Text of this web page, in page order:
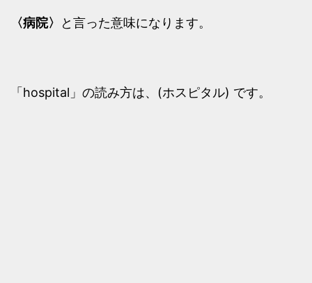
〈病院〉 と言った意味になります。
「hospital」の読み方は、(ホスピタル) です。